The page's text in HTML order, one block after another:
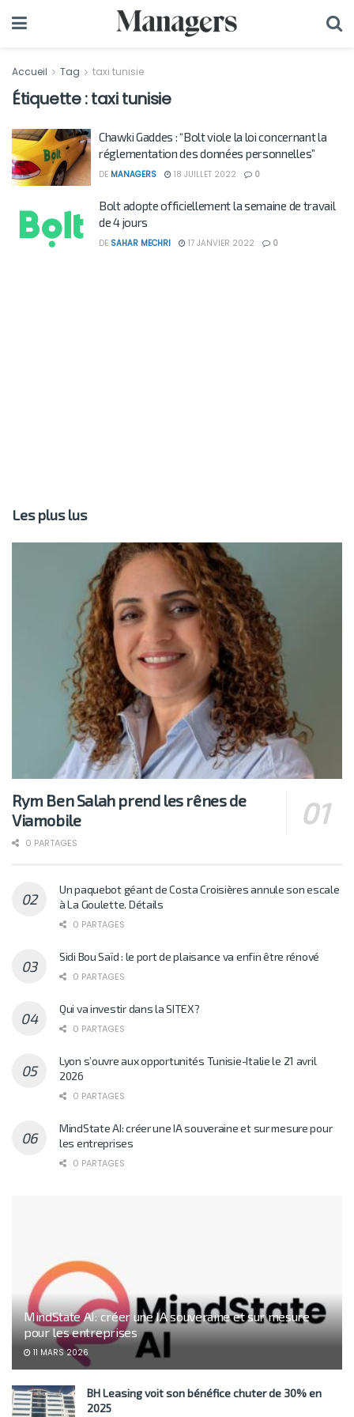
Accueil Tag taxi tunisie
Étiquette :taxi tunisie
Chawki Gaddes : “Bolt viole la loi concernant la
réglementation des données personnelles”
DE MANAGERS 18 JUILLET 2022 0
Bolt adopte officiellement la semaine de travail
de 4 jours
DE SAHAR MECHRI 17 JANVIER 2022 0
Les plus lus
Rym Ben Salah prend les rênes de
Viamobile
0 PARTAGES
Un paquebot géant de Costa Croisières annule son escale
à La Goulette. Détails
0 PARTAGES
Sidi Bou Saïd : le port de plaisance va enfin être rénové
0 PARTAGES
Qui va investir dans la SITEX?
0 PARTAGES
Lyon s’ouvre aux opportunités Tunisie-Italie le 21 avril
2026
0 PARTAGES
MindState AI: créer une IA souveraine et sur mesure pour
les entreprises
0 PARTAGES
MindState AI: créer une IA souveraine et sur mesure
pour les entreprises
11 MARS 2026
BH Leasing voit son bénéfice chuter de 30% en
2025